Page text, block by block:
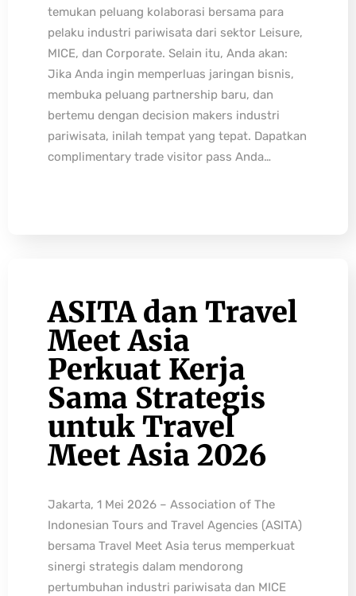
temukan peluang kolaborasi bersama para
pelaku industri pariwisata dari sektor Leisure,
MICE, dan Corporate. Selain itu, Anda akan:
Jika Anda ingin memperluas jaringan bisnis,
membuka peluang partnership baru, dan
bertemu dengan decision makers industri
pariwisata, inilah tempat yang tepat. Dapatkan
complimentary trade visitor pass Anda…
ASITA dan Travel
Meet Asia
Perkuat Kerja
Sama Strategis
untuk Travel
Meet Asia 2026
Jakarta, 1 Mei 2026 – Association of The
Indonesian Tours and Travel Agencies (ASITA)
bersama Travel Meet Asia terus memperkuat
sinergi strategis dalam mendorong
pertumbuhan industri pariwisata dan MICE